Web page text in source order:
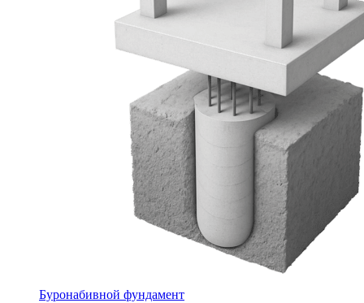
Буронабивной фундамент